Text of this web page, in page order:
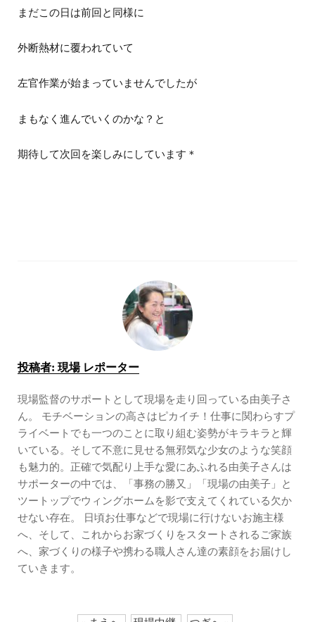
まだこの日は前回と同様に
外断熱材に覆われていて
左官作業が始まっていませんでしたが
まもなく進んでいくのかな？と
期待して次回を楽しみにしています＊
投稿者: 現場 レポーター
現場監督のサポートとして現場を走り回っている由美子さ
ん。 モチベーションの高さはピカイチ！仕事に関わらすプ
ライベートでも一つのことに取り組む姿勢がキラキラと輝
いている。そして不意に見せる無邪気な少女のような笑顔
も魅力的。正確で気配り上手な愛にあふれる由美子さんは
サポーターの中では、「事務の勝又」「現場の由美子」と
ツートップでウィングホームを影で支えてくれている欠か
せない存在。 日頃お仕事などで現場に行けないお施主様
へ、そして、これからお家づくりをスタートされるご家族
へ、家づくりの様子や携わる職人さん達の素顔をお届けし
ていきます。